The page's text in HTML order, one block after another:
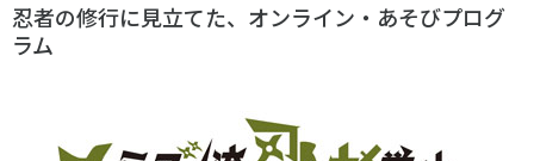
忍者の修行に見立てた、オンライン・あそびプログ
ラム